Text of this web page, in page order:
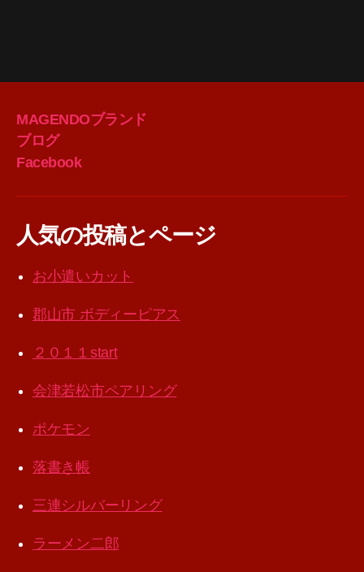
MAGENDOブランド
ブログ
Facebook
人気の投稿とページ
お小遣いカット
郡山市 ボディーピアス
２０１１start
会津若松市ペアリング
ポケモン
落書き帳
三連シルバーリング
ラーメン二郎